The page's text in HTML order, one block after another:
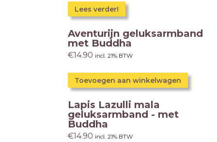
Lees verder!
Aventurijn geluksarmband
met Buddha
€14.90 incl. 21% BTW
Toevoegen aan winkelwagen
Lapis Lazulli mala
geluksarmband - met
Buddha
€14.90 incl. 21% BTW